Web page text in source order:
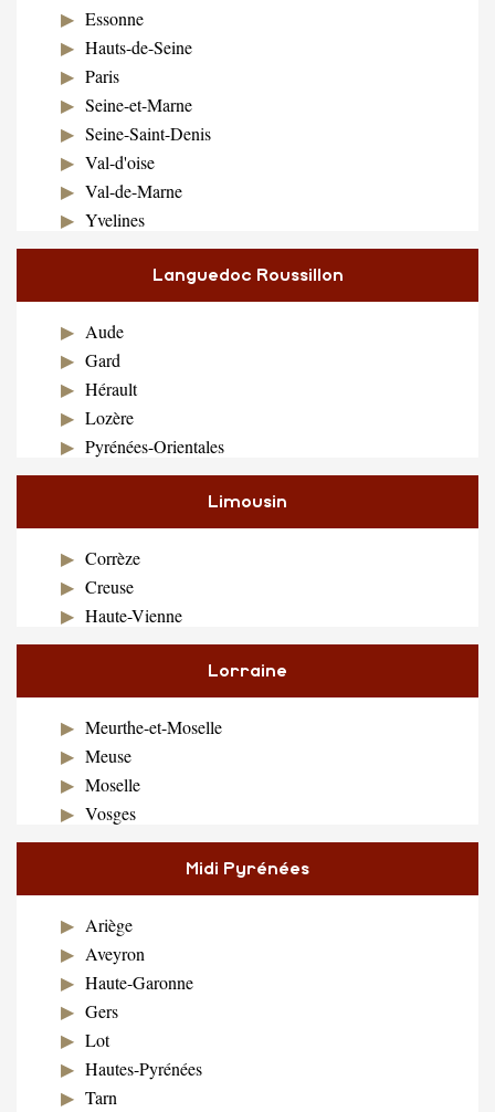
Essonne
Hauts-de-Seine
Paris
Seine-et-Marne
Seine-Saint-Denis
Val-d'oise
Val-de-Marne
Yvelines
Languedoc Roussillon
Aude
Gard
Hérault
Lozère
Pyrénées-Orientales
Limousin
Corrèze
Creuse
Haute-Vienne
Lorraine
Meurthe-et-Moselle
Meuse
Moselle
Vosges
Midi Pyrénées
Ariège
Aveyron
Haute-Garonne
Gers
Lot
Hautes-Pyrénées
Tarn